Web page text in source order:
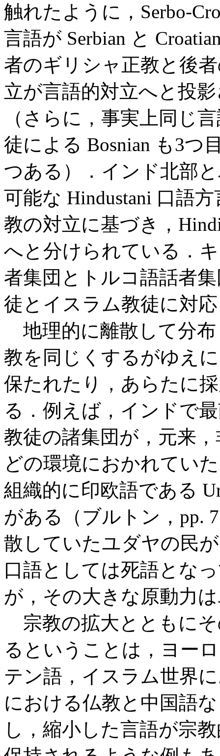
触れたように，Serbo-
言語が Serbian と
者のギリシャ正教と後
立が言語的対立へと投
（さらに，事実上同じ
徒による Bosnian も3つ
つある）．インド北部
可能な Hindustani 口語
教の対立に基づき，
へと分けられている．
者集団とトルコ語話者
徒とイスラム教徒に対
地理的に離散して分
教を同じくするがゆえ
保たれたり，あらたに
る．例えば，インドで
教徒の諸集団が，元来
どの環境におかれてい
組織的に印欧語である
がある（ブルトン，pp.
散していたユダヤの民
口語としては死語とな
が，その大きな原動力
宗教の拡大とともに
るということは，ヨー
テン語，イスラム世界
における仏教と中国語
し，縮小した言語が宗